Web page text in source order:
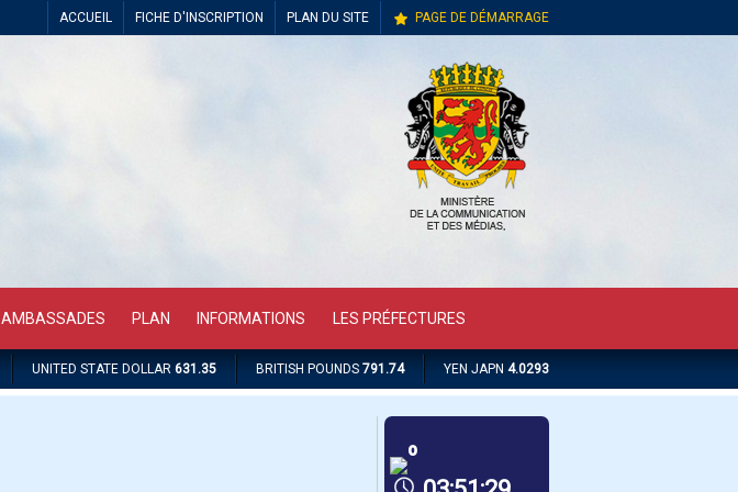
PAGE DE DÉMARRAGE
PLAN DU SITE
FICHE D'INSCRIPTION
ACCUEIL
AMBASSADES PLAN INFORMATIONS LES PRÉFECTURES
YEN JAPN 4.0293
BRITISH POUNDS 791.74
UNITED STATE DOLLAR 631.35
º